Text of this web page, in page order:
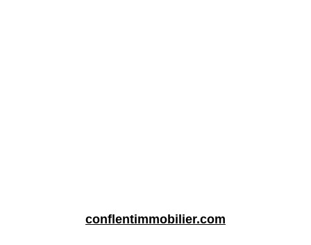
conflentimmobilier.com